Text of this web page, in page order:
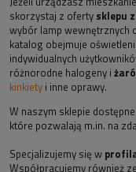
skorzystaj z oferty sklepu
wybór lamp wewnętrznych
katalog obejmuje
indywidualnych
różnorodne halogeny i
kinkiety i inne oprawy.
W naszym sklepie
które pozwalają m.in. na
Specjalizujemy się w
Współpracujemy również